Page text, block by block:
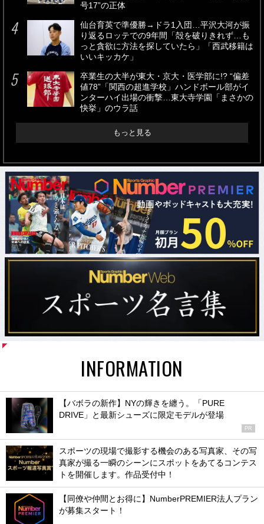
号17”の正体
仙台育英で準優勝→ドラ1入団…平沢大河が振
り返るロッテでの9年間「殻を破りきれず…も
っと貪欲に方法を探していたら」「西武移籍は
いいキッカケ」
卒業生の大半が東大・京大・医学部に!? “偏差
値78”「関西の超進学校」ハンドボール部がイ
ンターハイ出場の衝撃…東大寺学園「まさかの
快挙」のウラ話
もっと見る
INFORMATION
【バボラの新作】NYの輝きを纏う。「PURE
DRIVE」と最新シューズに限定モデルが登場
PR
スポーツの現場で撮影する機会のある写真家、その写
真家が撮る一瞬のシーンにスポットをあてるコンテス
トを開催します。作品受付中！
【同僚や仲間とお得に】NumberPREMIER法人プラン
が募集スタート！